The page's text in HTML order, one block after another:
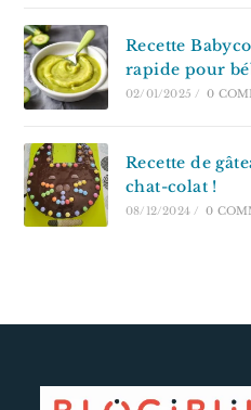
Recette
rapide pour
02/01/2025 / 0
Recette de
chat-colat !
08/12/2024 / 0